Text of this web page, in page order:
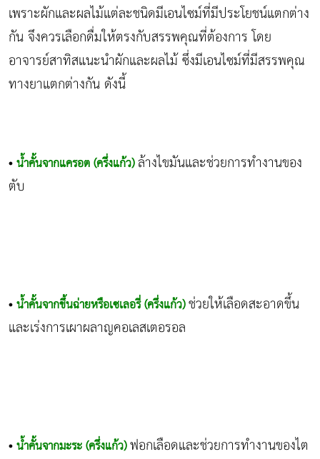
เพราะผักและผลไม้แต่ละชนิดมีเอนไซม์ที่มีประโยชน์แตกต่าง
กัน จึงควรเลือกดื่มให้ตรงกับสรรพคุณที่ต้องการ โดย
อาจารย์สาทิสแนะนำผักและผลไม้ ซึ่งมีเอนไซม์ที่มีสรรพคุณ
ทางยาแตกต่างกัน ดังนี้
• น้ำคั้นจากแครอต (ครึ่งแก้ว)ล้างไขมันและช่วยการทำงานของ
ตับ
• น้ำคั้นจากขึ้นฉ่ายหรือเซเลอรี่ (ครึ่งแก้ว)ช่วยให้เลือดสะอาดขึ้น
และเร่งการเผาผลาญคอเลสเตอรอล
• น้ำคั้นจากมะระ (ครึ่งแก้ว)ฟอกเลือดและช่วยการทำงานของไต